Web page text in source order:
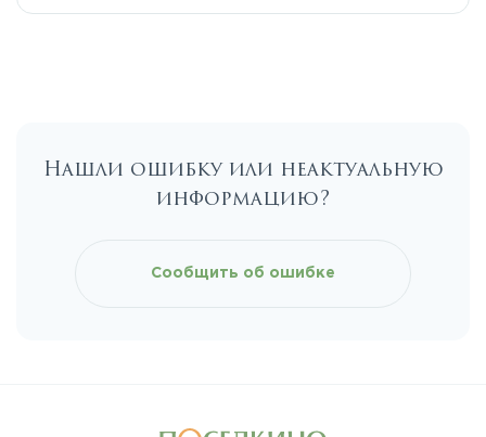
Каширское
Нашли ошибку или неактуальную
информацию?
Сообщить об ошибке